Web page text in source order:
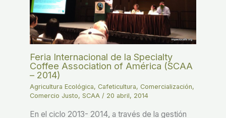
Feria Internacional de la Specialty
Coffee Association of América (SCAA
– 2014)
Agricultura Ecológica, Cafeticultura, Comercialización,
Comercio Justo, SCAA/ 20 abril, 2014
En el ciclo 2013- 2014, a través de la gestión